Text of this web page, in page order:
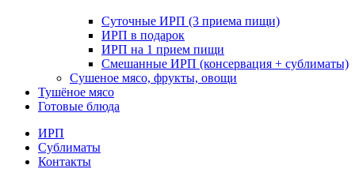
Суточные ИРП (3 приема пищи)
ИРП в подарок
ИРП на 1 прием пищи
Смешанные ИРП (консервация + сублиматы)
Сушеное мясо, фрукты, овощи
Тушёное мясо
Готовые блюда
ИРП
Сублиматы
Контакты